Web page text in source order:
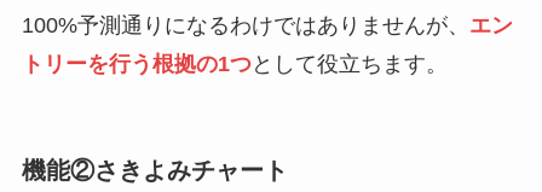
100%予測通りになるわけではありませんが、 エン
トリーを行う根拠の1つとして役立ちます。
機能②さきよみチャート